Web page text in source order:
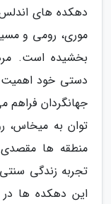
دهکده های
موری، رومی و
بخشیده است.
دستی خود
جهانگردان
توان به میخاس،
منطقه ها
تجربه زندگی
این دهکده ها در